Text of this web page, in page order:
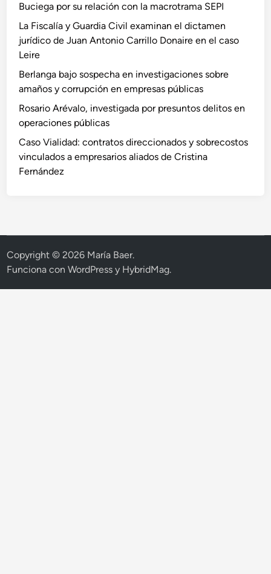
Buciega por su relación con la macrotrama SEPI
La Fiscalía y Guardia Civil examinan el dictamen
jurídico de Juan Antonio Carrillo Donaire en el caso
Leire
Berlanga bajo sospecha en investigaciones sobre
amaños y corrupción en empresas públicas
Rosario Arévalo, investigada por presuntos delitos en
operaciones públicas
Caso Vialidad: contratos direccionados y sobrecostos
vinculados a empresarios aliados de Cristina
Fernández
Copyright © 2026 María Baer.
Funciona conWordPress y HybridMag.